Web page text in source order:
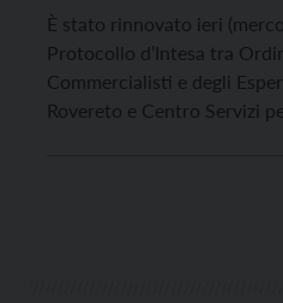
È stato rinnovato ieri
Protocollo d’Intesa tra
Commercialisti e degli
Rovereto e Centro Servizi